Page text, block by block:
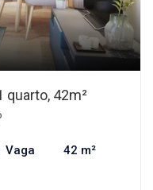
quarto, 42m²
Vaga 42 m²